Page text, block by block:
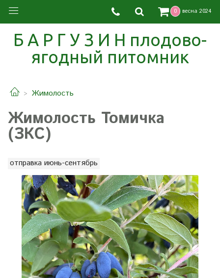
0 весна 2024
Б А Р Г У З И Н плодово-
ягодный питомник
Жимолость
Жимолость Томичка
(ЗКС)
отправка июнь-сентябрь